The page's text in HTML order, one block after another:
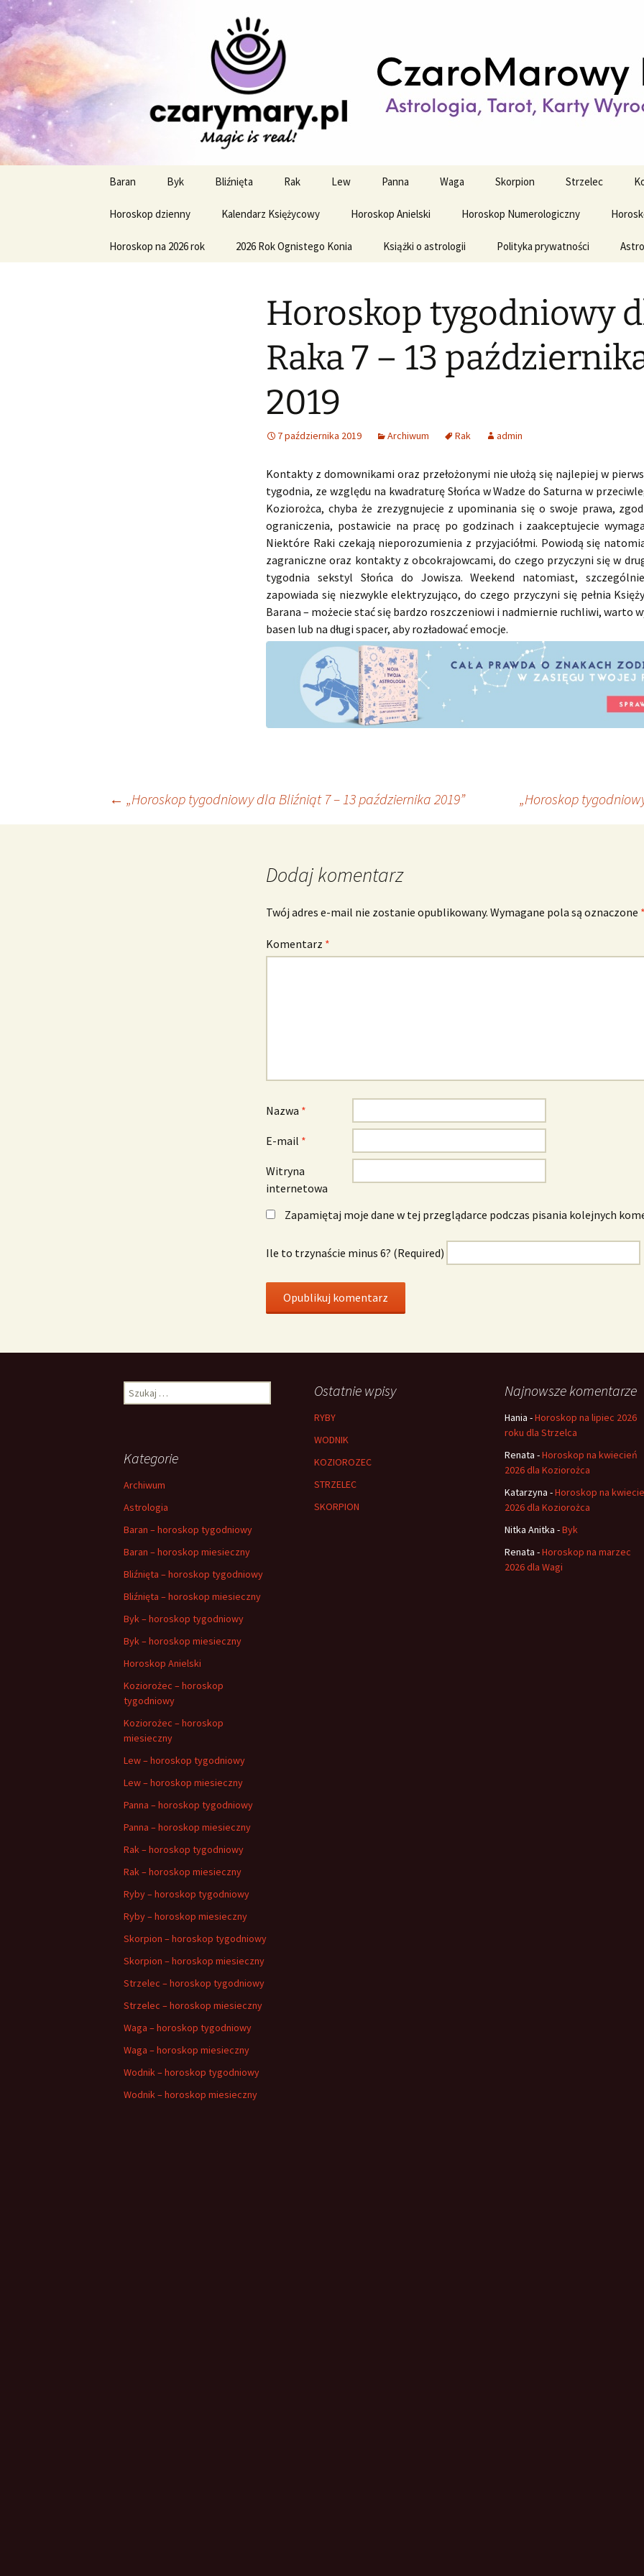
CzaroMarowy horoskop
miesięczny i tygodniowy
Profesjonalne przepowiednie astrologiczne
treści
Baran Byk Bliźnięta Rak Lew Panna Waga Skorpion Strzelec
Horoskop dzienny Kalendarz Księżycowy Horoskop Anielski Horoskop Numerologiczny
Horoskop na 2026 rok 2026 Rok Ognistego Konia Książki o astrologii Polityka prywatności
Horoskop tygodniowy
Raka 7 – 13
2019
7 października 2019 Archiwum Rak admin
Kontakty z domownikami oraz przełożonymi nie ułożą się najlepiej w
tygodnia, ze względu na kwadraturę Słońca w Wadze do Saturna w
Koziorożca, chyba że zrezygnujecie z upominania się o swoje prawa,
ograniczenia, postawicie na pracę po godzinach i zaakceptujecie
Niektóre Raki czekają nieporozumienia z przyjaciółmi. Powiodą się
zagraniczne oraz kontakty z obcokrajowcami, do czego przyczyni się w
tygodnia sekstyl Słońca do Jowisza. Weekend natomiast,
zapowiada się niezwykle elektryzująco, do czego przyczyni się pełnia
Barana – możecie stać się bardzo roszczeniowi i nadmiernie ruchliwi, warto
basen lub na długi spacer, aby rozładować emocje.
Nawigacja
← „Horoskop tygodniowy dla Bliźniąt 7 – 13 października 2019” „Horoskop
Dodaj komentarz
Twój adres e-mail nie zostanie opublikowany. Wymagane pola są oznaczone *
Komentarz *
Nazwa *
E-mail *
Witryna
internetowa
Zapamiętaj moje dane w tej przeglądarce podczas pisania kolejnych
Ile to trzynaście minus 6? (Required)
Szukaj: Ostatnie wpisy
RYBY
WODNIK
KOZIOROZEC
STRZELEC
SKORPION
Najnowsze komentarze
Hania -Horoskop na lipiec 2026
roku dla Strzelca
Renata -Horoskop na kwiecień
2026 dla Koziorożca
Katarzyna -Horoskop na
2026 dla Koziorożca
Nitka Anitka -Byk
Renata -Horoskop na marzec
2026 dla Wagi
Kategorie
Archiwum
Astrologia
Baran – horoskop tygodniowy
Baran – horoskop miesieczny
Bliźnięta – horoskop tygodniowy
Bliźnięta – horoskop miesieczny
Byk – horoskop tygodniowy
Byk – horoskop miesieczny
Horoskop Anielski
Koziorożec – horoskop
tygodniowy
Koziorożec – horoskop
miesieczny
Lew – horoskop tygodniowy
Lew – horoskop miesieczny
Panna – horoskop tygodniowy
Panna – horoskop miesieczny
Rak – horoskop tygodniowy
Rak – horoskop miesieczny
Ryby – horoskop tygodniowy
Ryby – horoskop miesieczny
Skorpion – horoskop tygodniowy
Skorpion – horoskop miesieczny
Strzelec – horoskop tygodniowy
Strzelec – horoskop miesieczny
Waga – horoskop tygodniowy
Waga – horoskop miesieczny
Wodnik – horoskop tygodniowy
Wodnik – horoskop miesieczny